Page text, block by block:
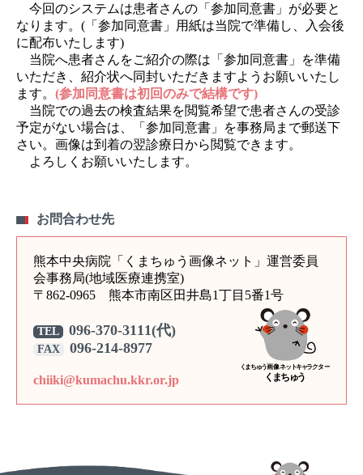
今回のシステムは患者さんの「参加同意書」が必要と
なります。(「参加同意書」用紙は当院で準備し、入会後
に配布いたします)
当院へ患者さんをご紹介の際は「参加同意書」を準備
いただき、紹介状へ同封いただきますようお願いいたし
ます。 (参加同意書は初回のみで結構です)
当院での過去の検査結果を閲覧希望で患者さんの受診
予定がない場合は、「参加同意書」を事務局まで郵送下
さい。画像は到着の翌診療日から閲覧できます。
よろしくお願いいたします。
お問合わせ先
熊本中央病院「くまちゅう画像ネット」運営委員
会事務局(地域医療連携室)
〒862-0965 熊本市南区田井島1丁目5番1号
TEL 096-370-3111(代)
FAX 096-214-8977
chiiki@kumachu.kkr.or.jp